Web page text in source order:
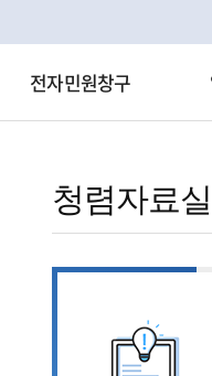
전자민원창구
렴
자
료
청렴자료실